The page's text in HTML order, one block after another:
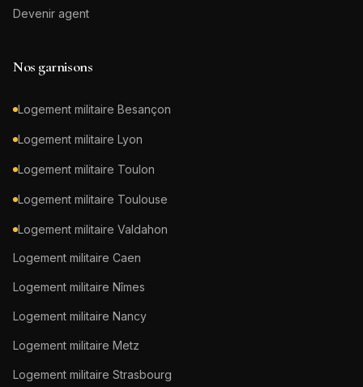
Devenir agent
Nos garnisons
Logement militaire Besançon
Logement militaire Lyon
Logement militaire Toulon
Logement militaire Toulouse
Logement militaire Valdahon
Logement militaire Caen
Logement militaire Nîmes
Logement militaire Nancy
Logement militaire Metz
Logement militaire Strasbourg